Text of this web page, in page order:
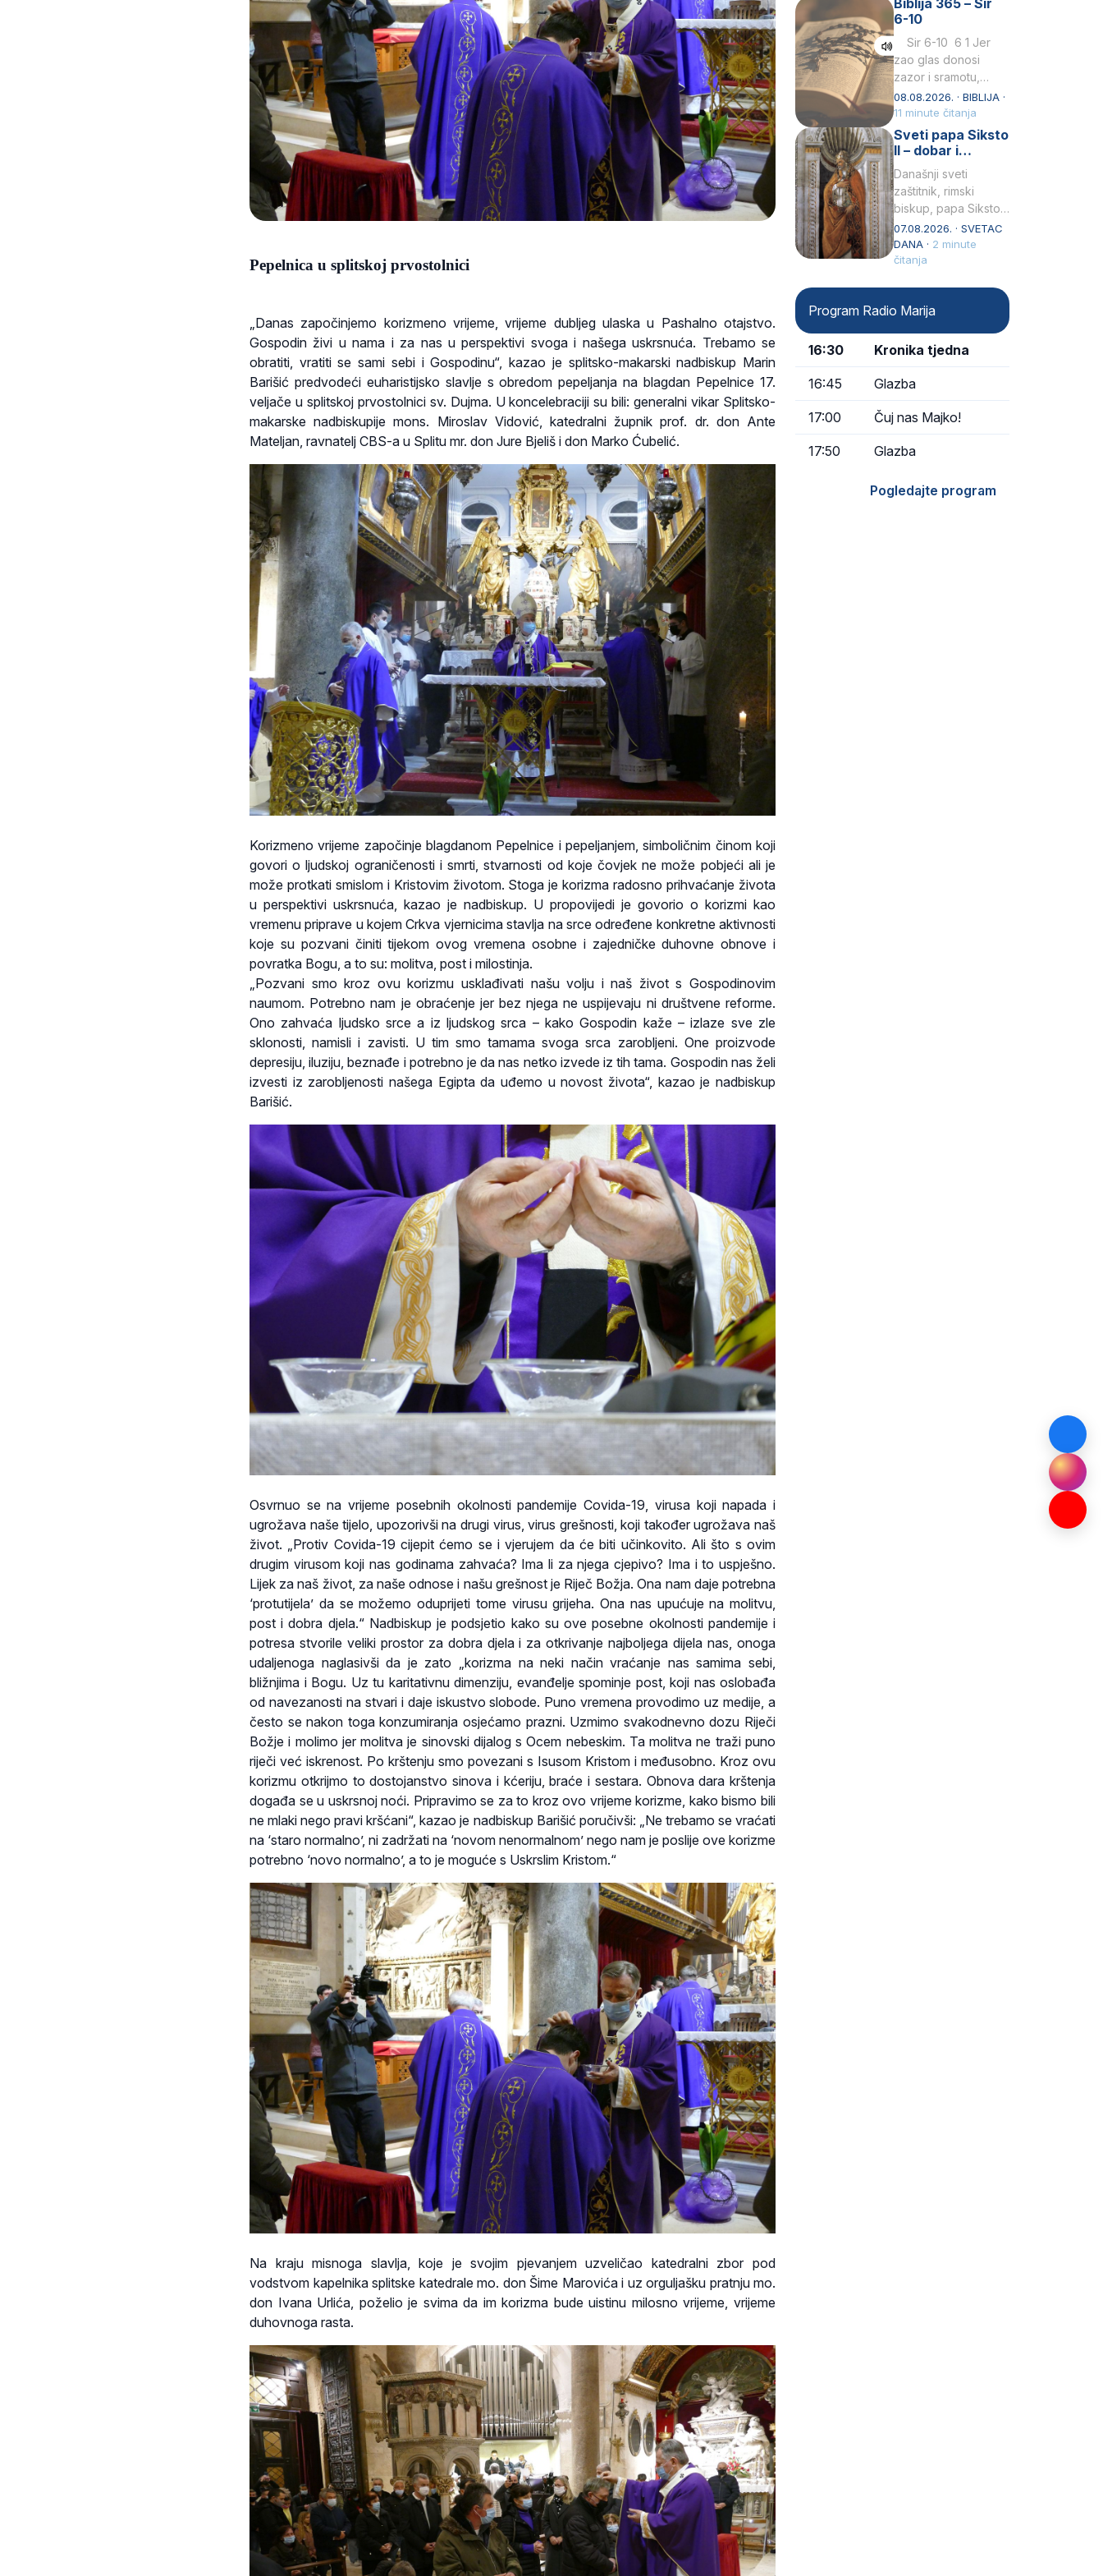
Pepelnica u splitskoj prvostolnici
„Danas započinjemo korizmeno vrijeme, vrijeme dubljeg ulaska u Pashalno otajstvo.
Gospodin živi u nama i za nas u perspektivi svoga i našega uskrsnuća. Trebamo se
obratiti, vratiti se sami sebi i Gospodinu“, kazao je splitsko-makarski nadbiskup Marin
Barišić predvodeći euharistijsko slavlje s obredom pepeljanja na blagdan Pepelnice 17.
veljače u splitskoj prvostolnici sv. Dujma. U koncelebraciji su bili: generalni vikar Splitsko-
makarske nadbiskupije mons. Miroslav Vidović, katedralni župnik prof. dr. don Ante
Mateljan, ravnatelj CBS-a u Splitu mr. don Jure Bjeliš i don Marko Ćubelić.
Korizmeno vrijeme započinje blagdanom Pepelnice i pepeljanjem, simboličnim činom koji
govori o ljudskoj ograničenosti i smrti, stvarnosti od koje čovjek ne može pobjeći ali je
može protkati smislom i Kristovim životom. Stoga je korizma radosno prihvaćanje života
u perspektivi uskrsnuća, kazao je nadbiskup. U propovijedi je govorio o korizmi kao
vremenu priprave u kojem Crkva vjernicima stavlja na srce određene konkretne aktivnosti
koje su pozvani činiti tijekom ovog vremena osobne i zajedničke duhovne obnove i
povratka Bogu, a to su: molitva, post i milostinja.
„Pozvani smo kroz ovu korizmu usklađivati našu volju i naš život s Gospodinovim
naumom. Potrebno nam je obraćenje jer bez njega ne uspijevaju ni društvene reforme.
Ono zahvaća ljudsko srce a iz ljudskog srca – kako Gospodin kaže – izlaze sve zle
sklonosti, namisli i zavisti. U tim smo tamama svoga srca zarobljeni. One proizvode
depresiju, iluziju, beznađe i potrebno je da nas netko izvede iz tih tama. Gospodin nas želi
izvesti iz zarobljenosti našega Egipta da uđemo u novost života“, kazao je nadbiskup
Barišić.
Osvrnuo se na vrijeme posebnih okolnosti pandemije Covida-19, virusa koji napada i
ugrožava naše tijelo, upozorivši na drugi virus, virus grešnosti, koji također ugrožava naš
život. „Protiv Covida-19 cijepit ćemo se i vjerujem da će biti učinkovito. Ali što s ovim
drugim virusom koji nas godinama zahvaća? Ima li za njega cjepivo? Ima i to uspješno.
Lijek za naš život, za naše odnose i našu grešnost je Riječ Božja. Ona nam daje potrebna
‘protutijela’ da se možemo oduprijeti tome virusu grijeha. Ona nas upućuje na molitvu,
post i dobra djela.“ Nadbiskup je podsjetio kako su ove posebne okolnosti pandemije i
potresa stvorile veliki prostor za dobra djela i za otkrivanje najboljega dijela nas, onoga
udaljenoga naglasivši da je zato „korizma na neki način vraćanje nas samima sebi,
bližnjima i Bogu. Uz tu karitativnu dimenziju, evanđelje spominje post, koji nas oslobađa
od navezanosti na stvari i daje iskustvo slobode. Puno vremena provodimo uz medije, a
često se nakon toga konzumiranja osjećamo prazni. Uzmimo svakodnevno dozu Riječi
Božje i molimo jer molitva je sinovski dijalog s Ocem nebeskim. Ta molitva ne traži puno
riječi već iskrenost. Po krštenju smo povezani s Isusom Kristom i međusobno. Kroz ovu
korizmu otkrijmo to dostojanstvo sinova i kćeriju, braće i sestara. Obnova dara krštenja
događa se u uskrsnoj noći. Pripravimo se za to kroz ovo vrijeme korizme, kako bismo bili
ne mlaki nego pravi kršćani“, kazao je nadbiskup Barišić poručivši: „Ne trebamo se vraćati
na ‘staro normalno’, ni zadržati na ‘novom nenormalnom’ nego nam je poslije ove korizme
potrebno ‘novo normalno’, a to je moguće s Uskrslim Kristom.“
Na kraju misnoga slavlja, koje je svojim pjevanjem uzveličao katedralni zbor pod
vodstvom kapelnika splitske katedrale mo. don Šime Marovića i uz orguljašku pratnju mo.
don Ivana Urlića, poželio je svima da im korizma bude uistinu milosno vrijeme, vrijeme
duhovnoga rasta.
Praedicatorum – OP).
Svojim životom,
dubokom ljubavlju
prema Kristu…
Biblija 365 – Sir
6-10
Sir 6-10 6 1 Jer
zao glas donosi
zazor i sramotu,
kako to biva
grešniku
licemjernom.2 Ne
predaj se u…
08.08.2026. · BIBLIJA ·
11 minute čitanja
Sveti papa Siksto
II – dobar i
miroljubiv pastir
Današnji sveti
zaštitnik, rimski
biskup, papa Siksto
(Sixtus) II, prema
knjizi Liber
Pontificalis bio je
Obnovio je odnose s
afričkim…
07.08.2026. · SVETAC
DANA · 2 minute
čitanja
Program Radio Marija
16:30 Kronika tjedna
16:45 Glazba
17:00 Čuj nas Majko!
17:50 Glazba
Pogledajte program